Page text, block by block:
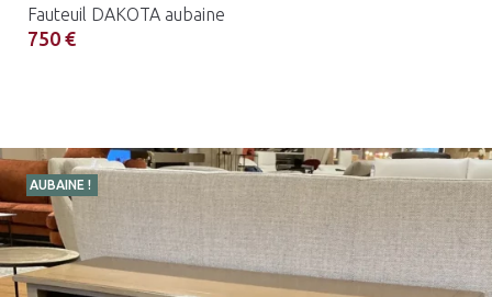
Fauteuil DAKOTA aubaine
750 €
AUBAINE !